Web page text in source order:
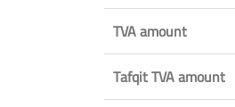
TVA amount
Tafqit TVA amount